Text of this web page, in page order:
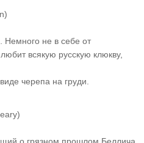
Немного не в себе от
всякую русскую клюкву,
черепа на груди.